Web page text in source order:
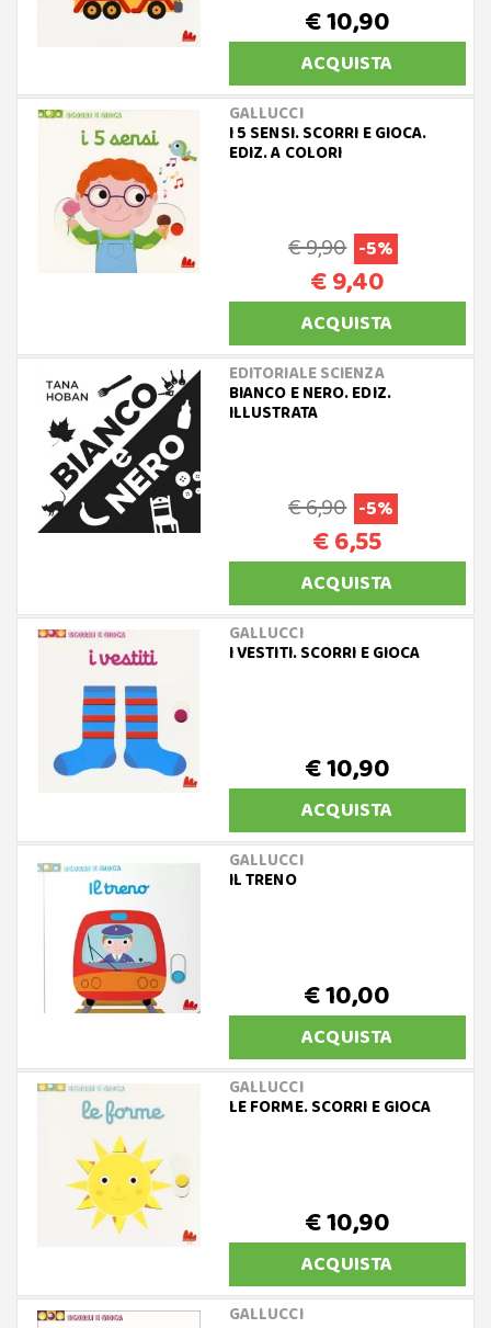
€ 10,90
ACQUISTA
GALLUCCI
I 5 SENSI. SCORRI E GIOCA.
EDIZ. A COLORI
€ 9,90 -5%
€ 9,40
ACQUISTA
EDITORIALE SCIENZA
BIANCO E NERO. EDIZ.
ILLUSTRATA
€ 6,90 -5%
€ 6,55
ACQUISTA
GALLUCCI
I VESTITI. SCORRI E GIOCA
€ 10,90
ACQUISTA
GALLUCCI
IL TRENO
€ 10,00
ACQUISTA
GALLUCCI
LE FORME. SCORRI E GIOCA
€ 10,90
ACQUISTA
GALLUCCI